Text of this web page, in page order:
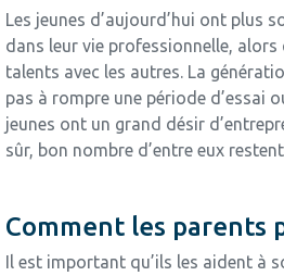
Les jeunes d’aujourd’hui ont plus
dans leur vie professionnelle,
talents avec les autres. La
pas à rompre une période d’essai
jeunes ont un grand désir
sûr, bon nombre d’entre eux
Comment les parents
Il est important qu’ils les aident à